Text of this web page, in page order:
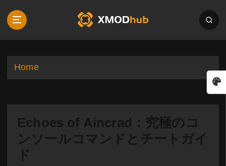
p
Home
Echoes of Aincrad：究極のコ
ンソールコマンドとチートガイ
ド